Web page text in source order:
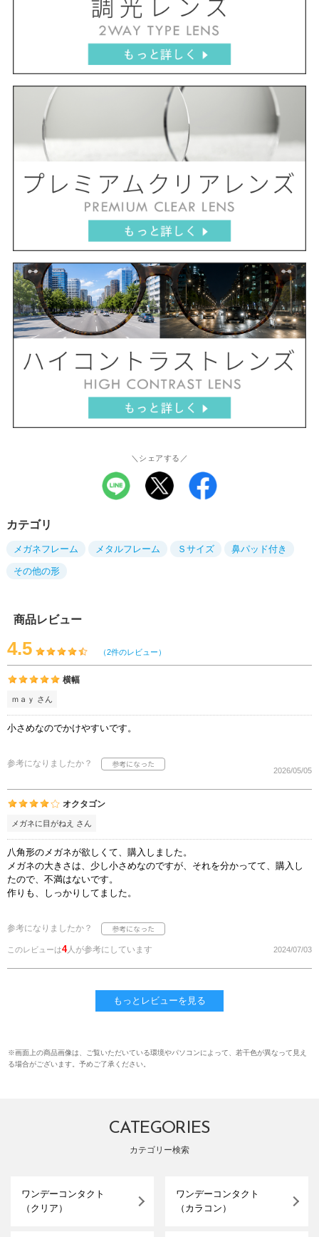
＼シェアする／
カテゴリ
メガネフレーム メタルフレーム Ｓサイズ 鼻パッド付き
その他の形
商品レビュー
4.5 （2件のレビュー）
横幅
ｍａｙ さん
小さめなのでかけやすいです。
参考になりましたか？
2026/05/05
オクタゴン
メガネに目がねえ さん
八角形のメガネが欲しくて、購入しました。
メガネの大きさは、少し小さめなのですが、それを分かってて、購入し
たので、不満はないです。
作りも、しっかりしてました。
参考になりましたか？
このレビューは4人が参考にしています 2024/07/03
もっとレビューを見る
※画面上の商品画像は、ご覧いただいている環境やパソコンによって、若干色が異なって見え
る場合がございます。予めご了承ください。
CATEGORIES
カテゴリー検索
ワンデーコンタクト
（クリア）
ワンデーコンタクト
（カラコン）